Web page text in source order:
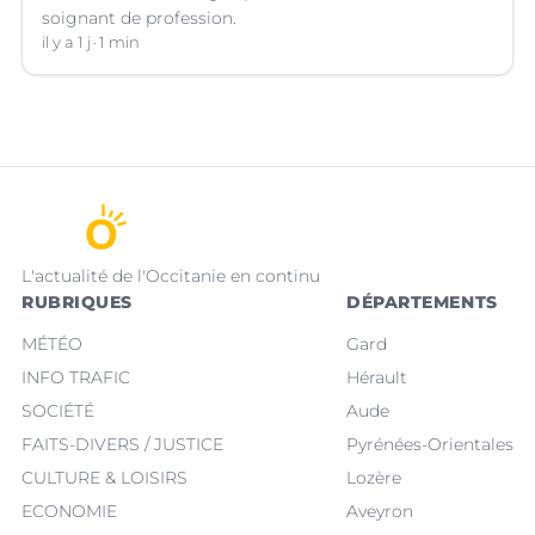
soignant de profession.
il y a 1 j 1 min
L'actualité de l'Occitanie en continu
RUBRIQUES
MÉTÉO
INFO TRAFIC
SOCIÉTÉ
FAITS-DIVERS / JUSTICE
CULTURE & LOISIRS
ECONOMIE
DÉPARTEMENTS
Gard
Hérault
Aude
Pyrénées-Orientales
Lozère
Aveyron